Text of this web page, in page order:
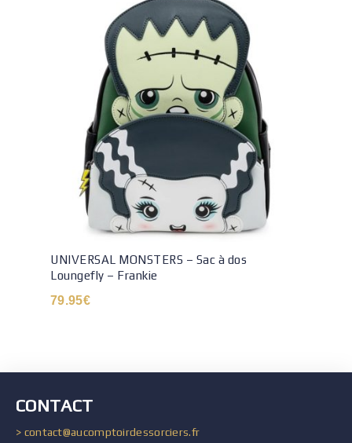
UNIVERSAL MONSTERS – Sac à dos
Loungefly – Frankie
79.95€
CONTACT
> contact@aucomptoirdessorciers.fr